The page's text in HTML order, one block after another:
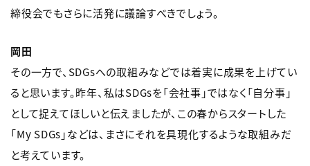
締役会でもさらに活発に議論すべきでしょう。
岡田
その一方で、SDGsへの取組みなどでは着実に成果を上げてい
ると思います。昨年、私はSDGsを「会社事」ではなく「自分事」
として捉えてほしいと伝えましたが、この春からスタートした
「My SDGs」などは、まさにそれを具現化するような取組みだ
と考えています。